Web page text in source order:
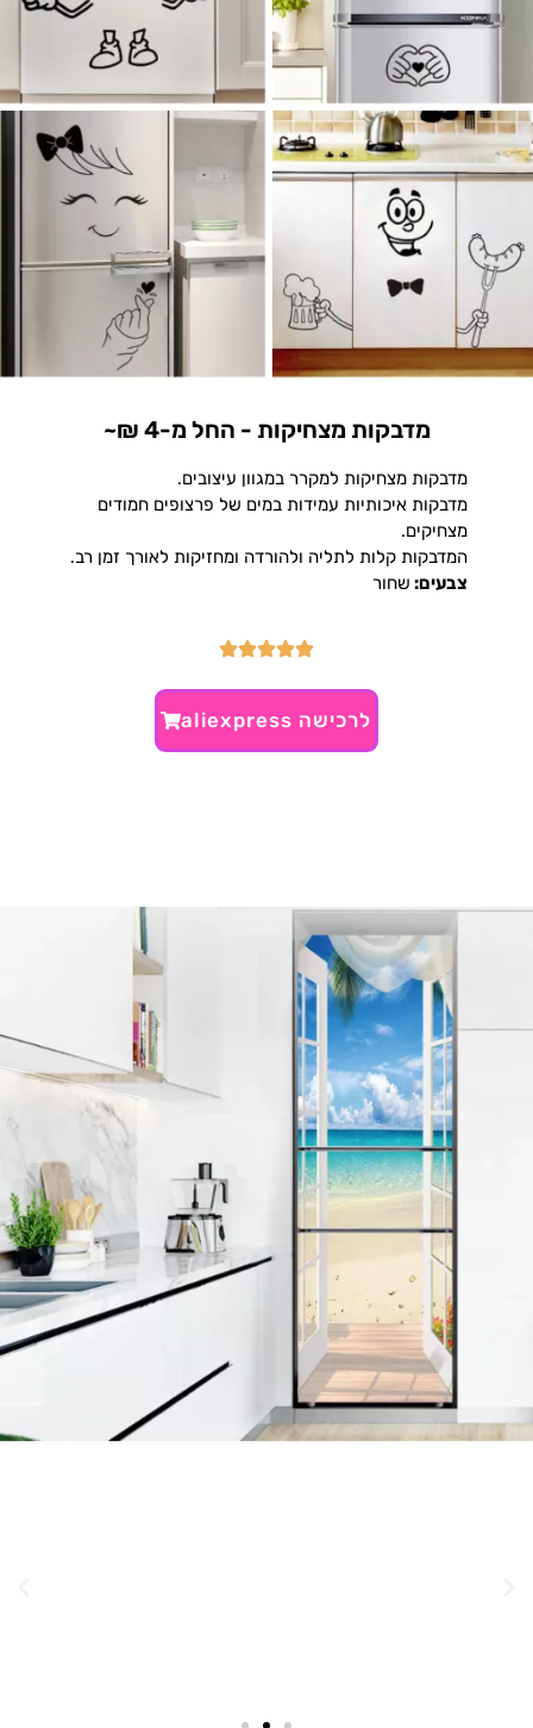
מדבקות מצחיקות - החל מ-4 ₪~
מדבקות מצחיקות למקרר במגוון עיצובים.
מדבקות איכותיות עמידות במים של פרצופים חמודים
מצחיקים.
המדבקות קלות לתליה ולהורדה ומחזיקות לאורך זמן רב.
צבעים: שחור
לרכישה aliexpress